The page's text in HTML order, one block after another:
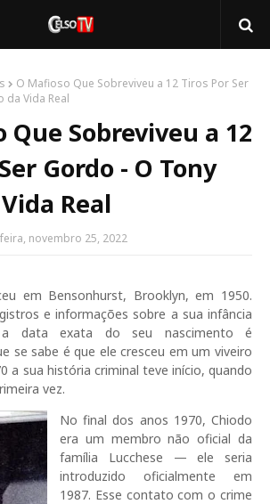
O Mafioso Que Sobreviveu a 12 Tiros Por Ser
da Vida Real
Que Sobreviveu a 12
Gordo - O Tony
Real
novembro 25, 2022
em Bensonhurst, Brooklyn, em 1950.
e informações sobre a sua infância
data exata do seu nascimento é
se sabe é que ele cresceu em um viveiro
a sua história criminal teve início, quando
vez.
No final dos anos 1970, Chiodo
era um membro não oficial da
família Lucchese — ele seria
introduzido oficialmente em
1987. Esse contato com o crime